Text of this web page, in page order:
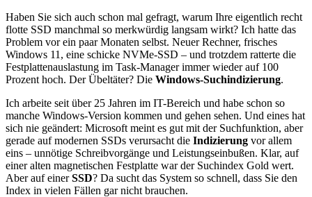
Haben Sie sich auch schon mal gefragt, warum Ihre eigentlich recht
flotte SSD manchmal so merkwürdig langsam wirkt? Ich hatte das
Problem vor ein paar Monaten selbst. Neuer Rechner, frisches
Windows 11, eine schicke NVMe-SSD – und trotzdem ratterte die
Festplattenauslastung im Task-Manager immer wieder auf 100
Prozent hoch. Der Übeltäter? Die Windows-Suchindizierung.
Ich arbeite seit über 25 Jahren im IT-Bereich und habe schon so
manche Windows-Version kommen und gehen sehen. Und eines hat
sich nie geändert: Microsoft meint es gut mit der Suchfunktion, aber
gerade auf modernen SSDs verursacht die Indizierung vor allem
eins – unnötige Schreibvorgänge und Leistungseinbußen. Klar, auf
einer alten magnetischen Festplatte war der Suchindex Gold wert.
Aber auf einerSSD? Da sucht das System so schnell, dass Sie den
Index in vielen Fällen gar nicht brauchen.